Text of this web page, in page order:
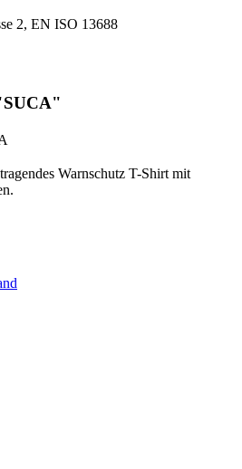
2, EN ISO 13688
Warnschutz T-Shirt mit